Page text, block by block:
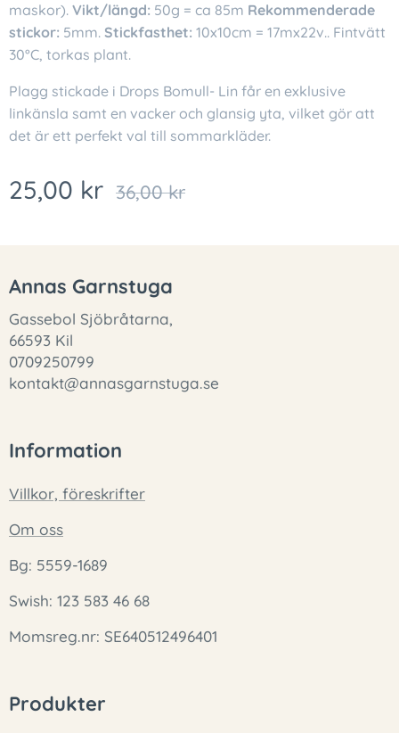
maskor). Vikt/längd: 50g = ca 85m Rekommenderade
stickor: 5mm. Stickfasthet: 10x10cm = 17mx22v.. Fintvätt
30°C, torkas plant.
Plagg stickade i Drops Bomull- Lin får en exklusive
linkänsla samt en vacker och glansig yta, vilket gör att
det är ett perfekt val till sommarkläder.
25,00 kr 36,00kr
Annas Garnstuga
Gassebol Sjöbråtarna,
66593 Kil
0709250799
kontakt@annasgarnstuga.se
Information
Villkor, föreskrifter
Om oss
Bg: 5559-1689
Swish: 123 583 46 68
Momsreg.nr: SE640512496401
Produkter